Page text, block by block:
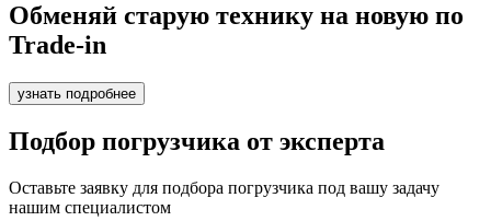
Обменяй старую технику на новую по
Trade-in
узнать подробнее
Подбор погрузчика от эксперта
Оставьте заявку для подбора погрузчика под вашу задачу
нашим специалистом